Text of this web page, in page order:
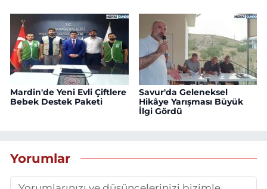
Mardin'de Yeni Evli Çiftlere
Bebek Destek Paketi
Savur'da Geleneksel
Hikâye Yarışması Büyük
İlgi Gördü
Yorumlar